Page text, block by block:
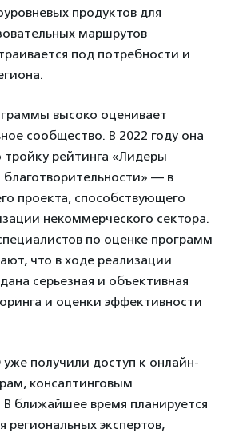
продуктов для
маршрутов
под потребности и
высоко оценивает
сообщество. В 2022 году она
тройку рейтинга «Лидеры
благотворительности» — в
проекта, способствующего
некоммерческого сектора.
по оценке программ
что в ходе реализации
серьезная и объективная
и оценки эффективности
получили доступ к онлайн-
консалтинговым
В ближайшее время планируется
региональных экспертов,